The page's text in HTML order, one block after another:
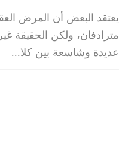
يعتقد البعض أن المرض
مترادفان، ولكن الحقيقة
عديدة وشاسعة بين كلا...